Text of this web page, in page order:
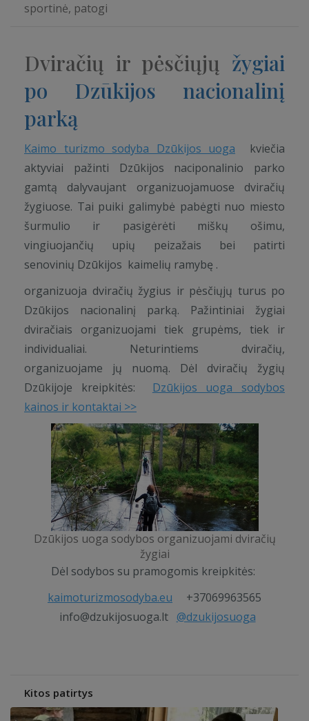
sportinė, patogi
Dviračių ir pėsčiųjų žygiai
po Dzūkijos nacionalinį
parką
Kaimo turizmo sodyba Dzūkijos uoga kviečia
aktyviai pažinti Dzūkijos naciponalinio parko
gamtą dalyvaujant organizuojamuose dviračių
žygiuose. Tai puiki galimybė pabėgti nuo miesto
šurmulio ir pasigėrėti miškų ošimu,
vingiuojančių upių peizažais bei patirti
senovinių Dzūkijos kaimelių ramybę .
organizuoja dviračių žygius ir pėsčiųjų turus po
Dzūkijos nacionalinį parką. Pažintiniai žygiai
dviračiais organizuojami tiek grupėms, tiek ir
individualiai. Neturintiems dviračių,
organizuojame jų nuomą. Dėl dviračių žygių
Dzūkijoje kreipkitės: Dzūkijos uoga sodybos
kainos ir kontaktai >>
Dzūkijos uoga sodybos organizuojami dviračių
žygiai
Dėl sodybos su pramogomis kreipkitės:
kaimoturizmosodyba.eu +37069963565
info@dzukijosuoga.lt
@dzukijosuoga
Kitos patirtys